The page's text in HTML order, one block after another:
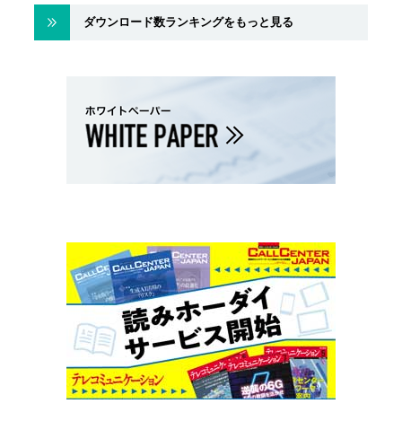
ダウンロード数ランキングをもっと見る